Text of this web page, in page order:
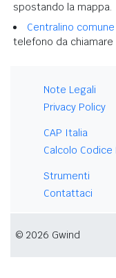
spostando la mappa.
Centralino
telefono da chiamare
Note Legali
Privacy Policy
CAP Italia
Calcolo Codice
Strumenti
Contattaci
© 2026 Gwind